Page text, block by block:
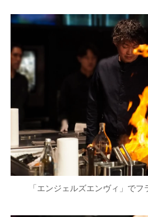
「エンジェルズエンヴィ」で